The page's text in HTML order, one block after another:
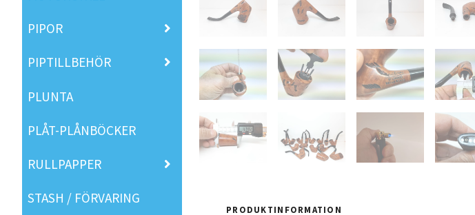
PIPOR
PIPTILLBEHÖR
PLUNTA
PLÅT-PLÅNBÖCKER
RULLPAPPER
STASH / FÖRVARING
PRODUKTINFORMATION